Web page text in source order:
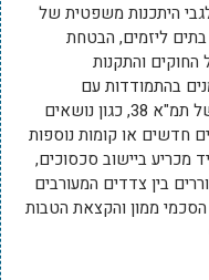
38 כוללת ייעוץ לגבי היתכנות משפטית של
בתים ליזמים, הבטחת
והתקנות
בהתמודדות עם
האתגרים הייחודיים שמציבים פרויקטים של תמ"א 38, כגון נושאים
חדשים או קומות נוספות
מכריע ביישוב סכסוכים,
בין צדדים המעורבים
הסכמי ממון והקצאת הטבות